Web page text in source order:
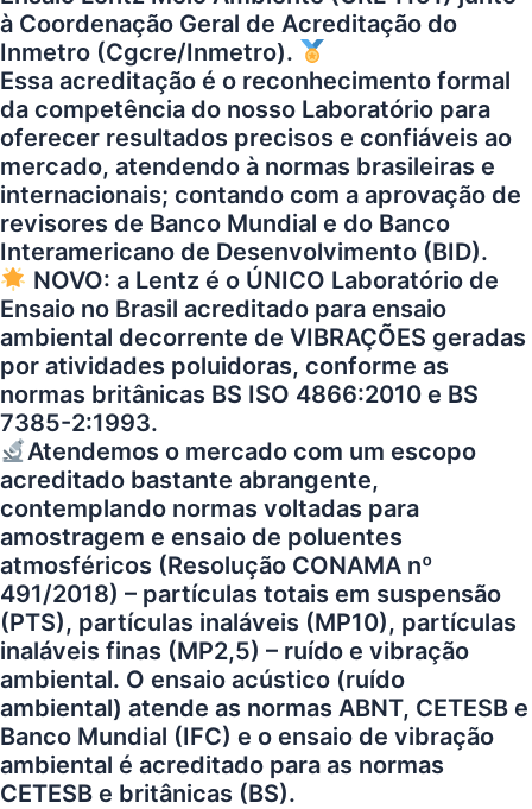
à Coordenação Geral de Acreditação do
Inmetro (Cgcre/Inmetro).
Essa acreditação é o reconhecimento formal
da competência do nosso Laboratório para
oferecer resultados precisos e confiáveis ao
mercado, atendendo à normas brasileiras e
internacionais; contando com a aprovação de
revisores de Banco Mundial e do Banco
Interamericano de Desenvolvimento (BID).
NOVO: a Lentz é o ÚNICO Laboratório de
Ensaio no Brasil acreditado para ensaio
ambiental decorrente de VIBRAÇÕES geradas
por atividades poluidoras, conforme as
normas britânicas BS ISO 4866:2010 e BS
7385-2:1993.
Atendemos o mercado com um escopo
acreditado bastante abrangente,
contemplando normas voltadas para
amostragem e ensaio de poluentes
atmosféricos (Resolução CONAMA nº
491/2018) – partículas totais em suspensão
(PTS), partículas inaláveis (MP10), partículas
inaláveis finas (MP2,5) – ruído e vibração
ambiental. O ensaio acústico (ruído
ambiental) atende as normas ABNT, CETESB e
Banco Mundial (IFC) e o ensaio de vibração
ambiental é acreditado para as normas
CETESB e britânicas (BS).